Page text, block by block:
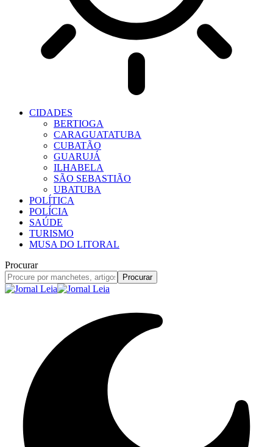
CIDADES
BERTIOGA
CARAGUATATUBA
CUBATÃO
GUARUJÁ
ILHABELA
SÃO SEBASTIÃO
UBATUBA
POLÍTICA
POLÍCIA
SAÚDE
TURISMO
MUSA DO LITORAL
Procurar